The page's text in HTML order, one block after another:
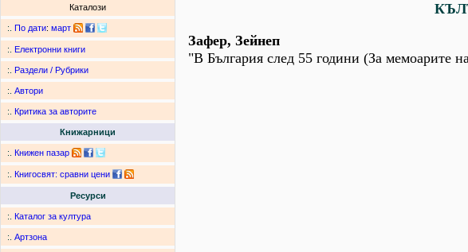
Каталози
:. По дати: март
:. Електронни книги
:. Раздели / Рубрики
:. Автори
:. Критика за авторите
Книжарници
:. Книжен пазар
:. Книгосвят: сравни цени
Ресурси
:. Каталог за култура
:. Артзона
Зафер, Зейнеп
"В България след 55 години (За мемоарите